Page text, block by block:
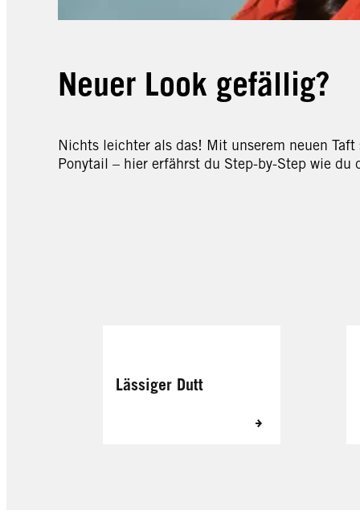
Neuer Look gefällig?
Nichts leichter als das! Mit unserem neuen
Ponytail – hier erfährst du Step-by-Step wie du
Lässiger Dutt